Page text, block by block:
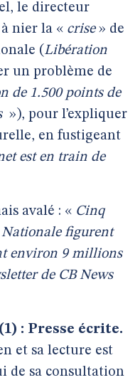
le directeur
nier la « crise» de
(Libération
un problème de
de 1.500 points de
»), pour l’expliquer
en fustigeant
est en train de
avalé : « Cinq
Nationale figurent
environ 9 millions
de CB News
: Presse écrite.
et sa lecture est
de sa consultation